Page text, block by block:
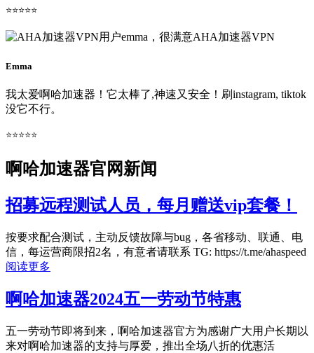
⭐⭐⭐⭐⭐
Emma
我太爱啊哈加速器！它太棒了,神速又安全！刷instagram, tiktok
没它不行。
⭐⭐⭐⭐⭐
啊哈加速器官网新闻
招募远程测试人员，每月赠送vip套餐！
按要求配合测试，主动反馈故障与bug，各省移动、联通、电
信，每运营商限招2名，有意者请联系 TG: https://t.me/ahaspeed
阅读更多
啊哈加速器2024五一劳动节特惠
五一劳动节即将到来，啊哈加速器官方为感谢广大用户长期以
来对啊哈加速器的支持与厚爱，推出全场八折的优惠活